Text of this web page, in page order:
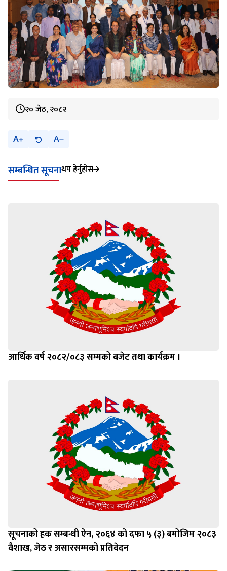
२० जेठ, २०८२
A A
सम्बन्धित सूचनाथप हेर्नुहोस
आर्थिक वर्ष २०८२/०८३ सम्मको बजेट तथा कार्यक्रम ।
सूचनाको हक सम्बन्धी ऐन, २०६४ को दफा ५ (३) बमोजिम २०८३
वैशाख, जेठ र असारसम्मको प्रतिवेदन